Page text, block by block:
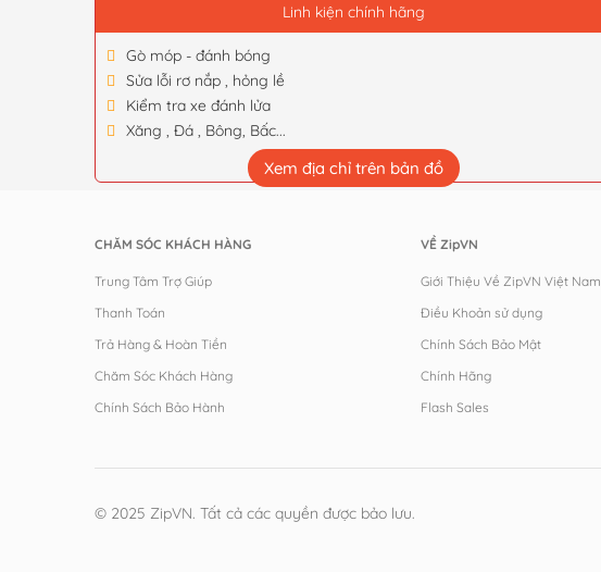
Linh kiện chính hãng
Gò móp - đánh bóng
Sửa lỗi rơ nắp , hỏng lề
Kiểm tra xe đánh lửa
Xăng , Đá , Bông, Bấc...
Xem địa chỉ trên bản đồ
CHĂM SÓC KHÁCH HÀNG
Trung Tâm Trợ Giúp
Thanh Toán
Trả Hàng & Hoàn Tiền
Chăm Sóc Khách Hàng
Chính Sách Bảo Hành
VỀ ZipVN
Giới Thiệu Về ZipVN Việt Nam
Điều Khoản sử dụng
Chính Sách Bảo Mật
Chính Hãng
Flash Sales
© 2025 ZipVN. Tất cả các quyền được bảo lưu.